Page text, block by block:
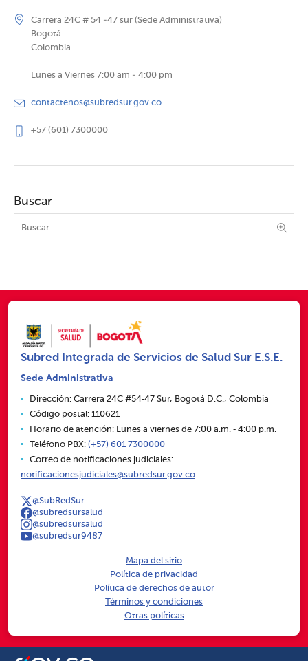
Carrera 24C # 54 -47 sur (Sede Administrativa)
Bogotá
Colombia
Lunes a Viernes 7:00 am - 4:00 pm
contactenos@subredsur.gov.co
+57 (601) 7300000
Buscar
Subred Integrada de Servicios de Salud Sur E.S.E.
Sede Administrativa
Dirección: Carrera 24C #54‑47 Sur, Bogotá D.C., Colombia
Código postal: 110621
Horario de atención: Lunes a viernes de 7:00 a.m. ‑ 4:00 p.m.
Teléfono PBX: (+57) 601 7300000
Correo de notificaciones judiciales:
notificacionesjudiciales@subredsur.gov.co
@SubRedSur
@subredsursalud
@subredsursalud
@subredsur9487
Mapa del sitio
Política de privacidad
Política de derechos de autor
Términos y condiciones
Otras políticas